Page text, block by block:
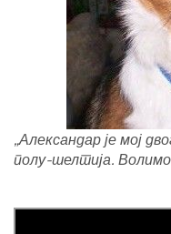
„Александар је мој
полу-шелтија.